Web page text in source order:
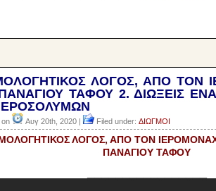
ΛΟΓΟΣ, ΑΠΟ ΤΟΝ
ΤΑΦΟΥ 2. ΔΙΩΞΕΙΣ
on Αυγ 20th, 2020 | Filed under: ΔΙΩΓΜΟΙ
ΛΟΓΟΣ, ΑΠΟ ΤΟΝ
ΠΑΝΑΓΙΟΥ ΤΑΦΟΥ